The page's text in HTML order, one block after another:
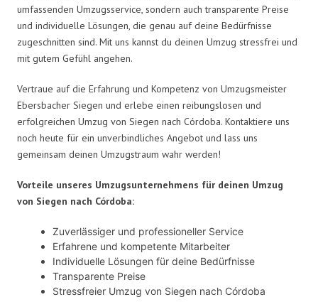
umfassenden Umzugsservice, sondern auch transparente Preise
und individuelle Lösungen, die genau auf deine Bedürfnisse
zugeschnitten sind. Mit uns kannst du deinen Umzug stressfrei und
mit gutem Gefühl angehen.
Vertraue auf die Erfahrung und Kompetenz von Umzugsmeister
Ebersbacher Siegen und erlebe einen reibungslosen und
erfolgreichen Umzug von Siegen nach Córdoba. Kontaktiere uns
noch heute für ein unverbindliches Angebot und lass uns
gemeinsam deinen Umzugstraum wahr werden!
Vorteile unseres Umzugsunternehmens für deinen Umzug
von Siegen nach Córdoba:
Zuverlässiger und professioneller Service
Erfahrene und kompetente Mitarbeiter
Individuelle Lösungen für deine Bedürfnisse
Transparente Preise
Stressfreier Umzug von Siegen nach Córdoba